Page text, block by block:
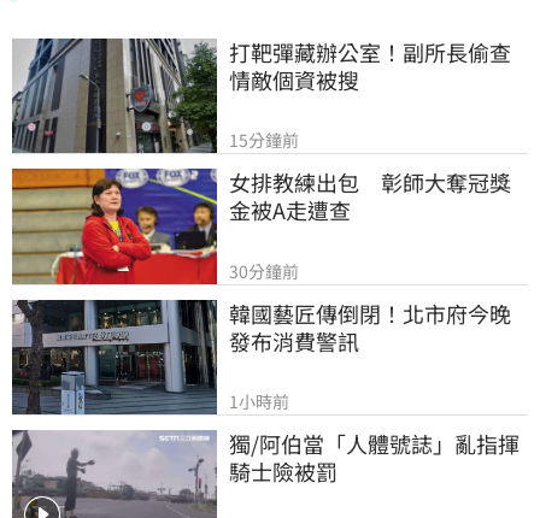
打靶彈藏辦公室！副所長偷查
情敵個資被搜
15分鐘前
女排教練出包　彰師大奪冠獎
金被A走遭查
30分鐘前
韓國藝匠傳倒閉！北市府今晚
發布消費警訊
1小時前
獨/阿伯當「人體號誌」亂指揮
騎士險被罰